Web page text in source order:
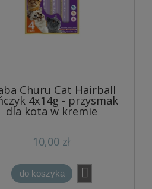
Churu Cat Hairball
4x14g - przysmak
dla kota w kremie
10,00 zł
do koszyka